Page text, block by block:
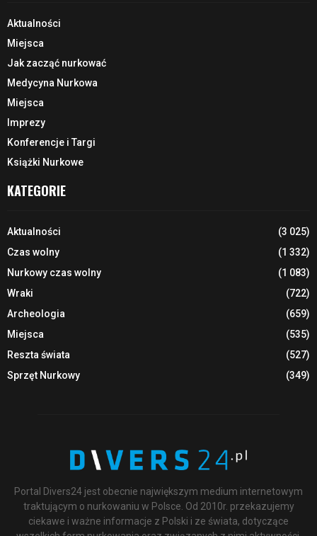
Aktualności
Miejsca
Jak zacząć nurkować
Medycyna Nurkowa
Miejsca
Imprezy
Konferencje i Targi
Książki Nurkowe
KATEGORIE
Aktualności
(3 025)
Czas wolny
(1 332)
Nurkowy czas wolny
(1 083)
Wraki
(722)
Archeologia
(659)
Miejsca
(535)
Reszta świata
(527)
Sprzęt Nurkowy
(349)
Portal Divers24 jest obecnie największym medium internetowym
traktującym o nurkowaniu w Polsce. Od 2010r. przekazujemy
ciekawe i ważne informacje z Polski i ze świata, dotyczące